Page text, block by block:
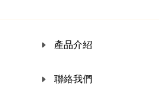
產品介紹
聯絡我們